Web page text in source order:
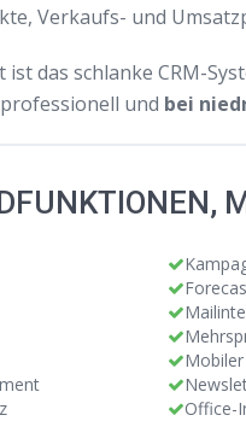
Verkaufs- und
ist das schlanke CRM-
und bei
Office-